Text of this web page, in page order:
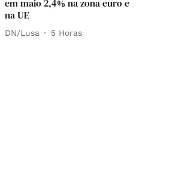
em maio 2,4% na zona euro e
na UE
DN/Lusa 5 Horas